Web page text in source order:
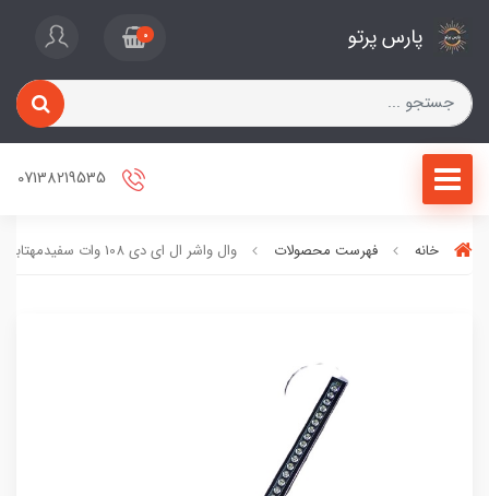
پارس پرتو 0
خانه فهرست محصولات وال واشر ال ای دی 108 وات سفیدمهتابی